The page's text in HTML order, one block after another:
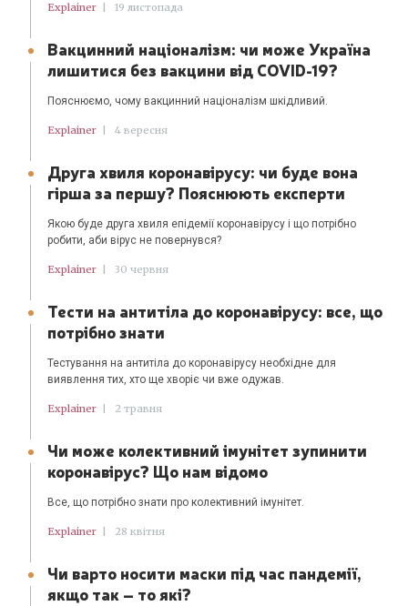
Explainer 19 листопада
Вакцинний націоналізм: чи може Україна
лишитися без вакцини від COVID-19?
Пояснюємо, чому вакцинний націоналізм шкідливий.
Explainer 4 вересня
Друга хвиля коронавірусу: чи буде вона
гірша за першу? Пояснюють експерти
Якою буде друга хвиля епідемії коронавірусу і що потрібно
робити, аби вірус не повернувся?
Explainer 30 червня
Тести на антитіла до коронавірусу: все, що
потрібно знати
Тестування на антитіла до коронавірусу необхідне для
виявлення тих, хто ще хворіє чи вже одужав.
Explainer 2 травня
Чи може колективний імунітет зупинити
коронавірус? Що нам відомо
Все, що потрібно знати про колективний імунітет.
Explainer 28 квітня
Чи варто носити маски під час пандемії,
якщо так – то які?